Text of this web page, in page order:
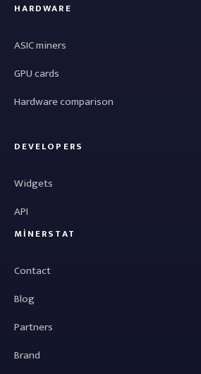
HARDWARE
ASIC miners
GPU cards
Hardware comparison
DEVELOPERS
Widgets
API
MINERSTAT
Contact
Blog
Partners
Brand